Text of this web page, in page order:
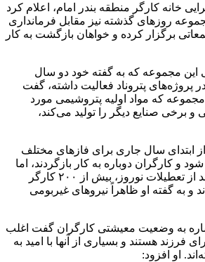
خانه کارگر منطقه بندر امام، اعلام کرد
روزهای گذشته نیز مقابل فرمانداری
برگزار کرده و خواهان بازگشت به کار
این مجموعه که به گفته خود دو سال
پروژه‌های پتروناد فعالیت داشته، گفت
که مواد اولیه پتروشیمی مورد
و برخی صنایع دیگر را تولید می‌کند،
از ابتدای سال جاری برای فازهای مختلف
و کارگران دوباره به کار بازگردند، اما
پس از آغاز فعالیت‌ها بعد از تعطیلات نوروز، بیش از ۲۰۰ کارگر
و به گفته او ظاهراً نیروهای غیربومی
به وضعیت معیشتی کارگران گفت اغلب
و دارای فرزند هستند و بسیاری از آنها با امید به
او افزود: